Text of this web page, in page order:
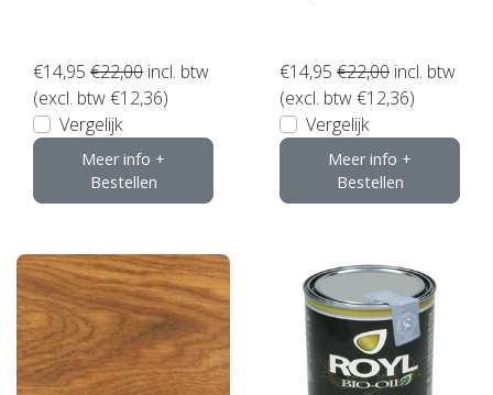
€14,95 €22,00 incl. btw
(excl. btw €12,36)
Vergelijk
Meer info +
Bestellen
€14,95 €22,00 incl. btw
(excl. btw €12,36)
Vergelijk
Meer info +
Bestellen